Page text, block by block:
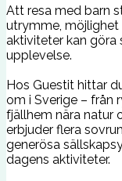
Att resa med barn
utrymme,
aktiviteter kan göra
upplevelse.
Hos Guestit hittar
om i Sverige – från
fjällhem nära natur
erbjuder flera
generösa
dagens aktiviteter.